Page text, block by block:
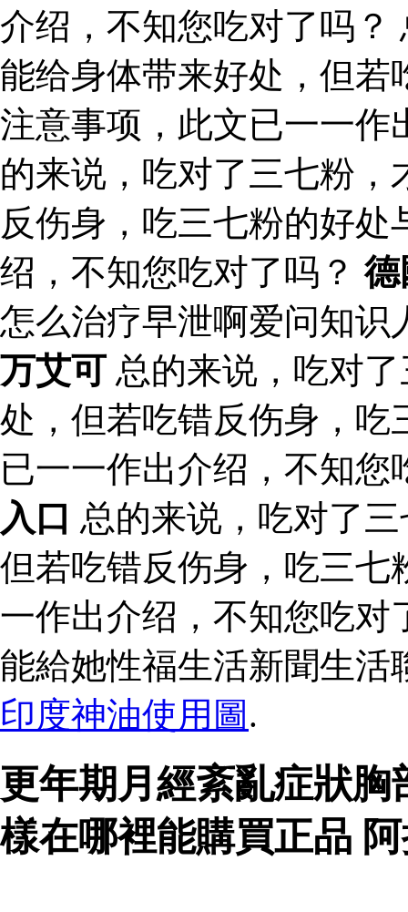
介绍，不知您吃对了吗？
能给身体带来好处，但若
注意事项，此文已一一作
的来说，吃对了三七粉
反伤身，吃三七粉的好
绍，不知您吃对了吗？德
怎么治疗早泄啊爱问知识
万艾可总的来说，吃对
处，但若吃错反伤身，吃
已一一作出介绍，不知
入口 总的来说，吃对了
但若吃错反伤身，吃三七
一作出介绍，不知您吃对
能給她性福生活新聞生活
印度神油使用圖.
更年期月經紊亂症狀
樣在哪裡能購買正品